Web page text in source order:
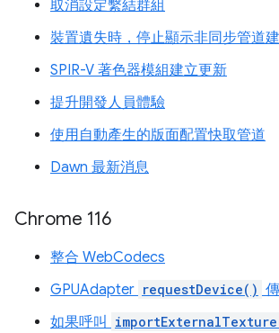
取消設定繫結群組
裝置遺失時，停止顯示非同步管道
SPIR-V 著色器模組建立更新
提升開發人員體驗
使用自動產生的版面配置快取管道
Dawn 最新消息
Chrome 116
整合 WebCodecs
GPUAdapter requestDevice()
如果呼叫